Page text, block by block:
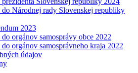
Národnej rady Slovenskej republiky
2023
orgánov samosprávy obce 2022
orgánov samosprávneho kraja 2022
údajov